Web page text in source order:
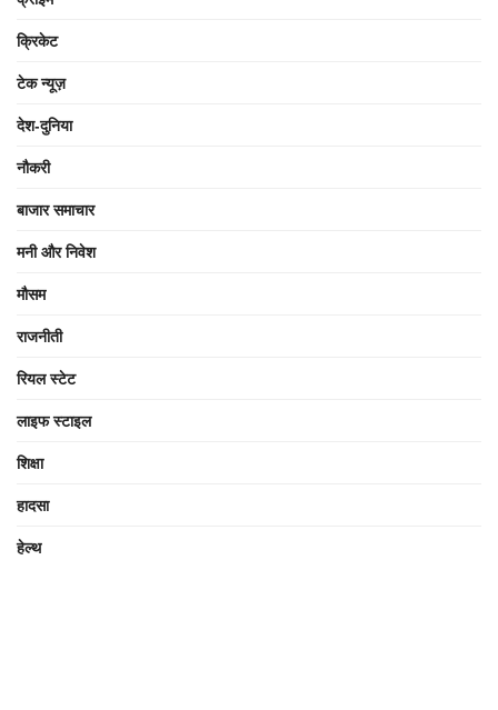
क्रिकेट
टेक न्यूज़
देश-दुनिया
नौकरी
बाजार समाचार
मनी और निवेश
मौसम
राजनीती
रियल स्टेट
लाइफ स्टाइल
शिक्षा
हादसा
हेल्थ